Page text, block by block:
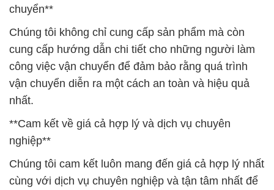
chuyển**
Chúng tôi không chỉ cung cấp sản phẩm mà còn
cung cấp hướng dẫn chi tiết cho những người làm
công việc vận chuyển để đảm bảo rằng quá trình
vận chuyển diễn ra một cách an toàn và hiệu quả
nhất.
**Cam kết về giá cả hợp lý và dịch vụ chuyên
nghiệp**
Chúng tôi cam kết luôn mang đến giá cả hợp lý nhất
cùng với dịch vụ chuyên nghiệp và tận tâm nhất để